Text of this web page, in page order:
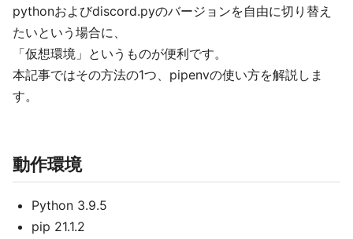
pythonおよびdiscord.pyのバージョンを自由に切り替え
たいという場合に、
「仮想環境」というものが便利です。
本記事ではその方法の1つ、pipenvの使い方を解説しま
す。
動作環境
Python 3.9.5
pip 21.1.2